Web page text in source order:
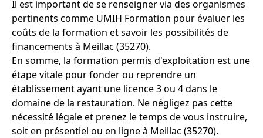
Il est important de se renseigner via des organismes
pertinents comme UMIH Formation pour évaluer les
coûts de la formation et savoir les possibilités de
financements à Meillac (35270).
En somme, la formation permis d'exploitation est une
étape vitale pour fonder ou reprendre un
établissement ayant une licence 3 ou 4 dans le
domaine de la restauration. Ne négligez pas cette
nécessité légale et prenez le temps de vous instruire,
soit en présentiel ou en ligne à Meillac (35270).